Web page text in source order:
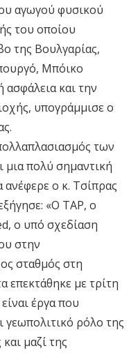
αγωγού φυσικού
του οποίου
της Βουλγαρίας,
Μπόικο
και την
υπογράμμισε ο
των
μια πολύ σημαντική
ανέφερε ο κ. Τσίπρας
«Ο TAP, ο
ο υπό σχεδίαση
στην
σταθμός στη
με τρίτη
έργα που
γεωπολιτικό ρόλο της
μαζί της